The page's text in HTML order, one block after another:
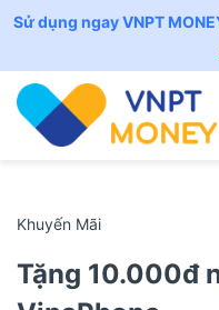
Sử dụng ngay VNPT
Khuyến Mãi
Tặng 10.000đ